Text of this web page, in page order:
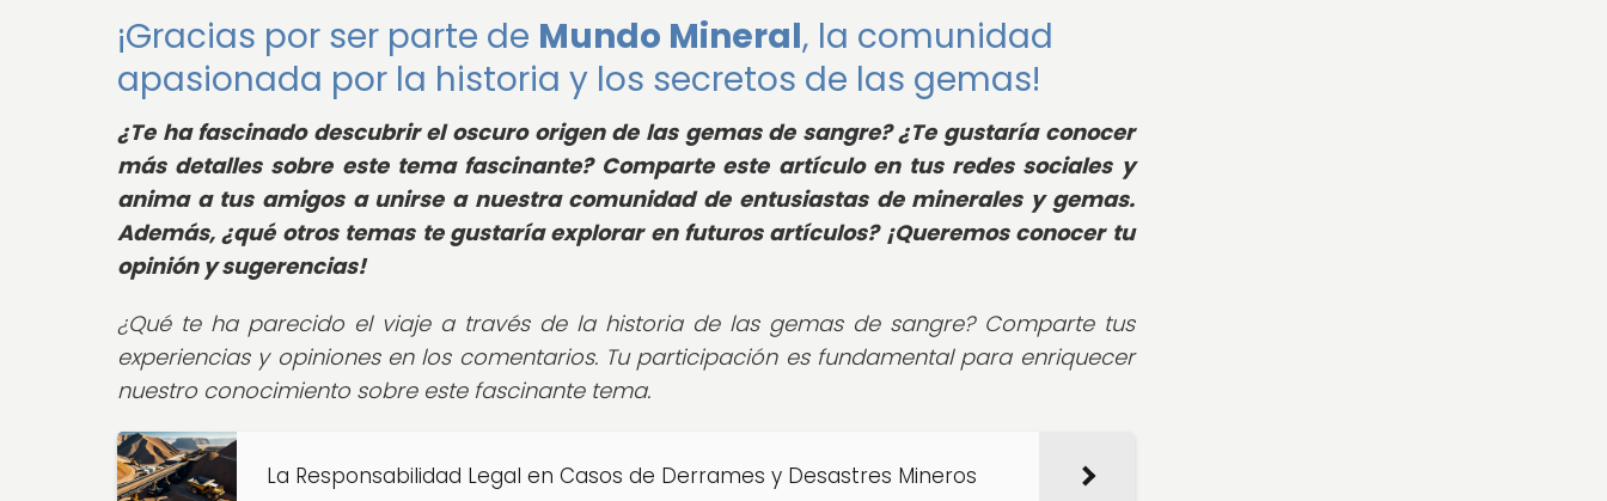
¡Gracias por ser parte de Mundo Mineral, la comunidad
apasionada por la historia y los secretos de las gemas!
¿Te ha fascinado descubrir el oscuro origen de las gemas de sangre? ¿Te gustaría conocer
más detalles sobre este tema fascinante? Comparte este artículo en tus redes sociales y
anima a tus amigos a unirse a nuestra comunidad de entusiastas de minerales y gemas.
Además, ¿qué otros temas te gustaría explorar en futuros artículos? ¡Queremos conocer tu
opinión y sugerencias!
¿Qué te ha parecido el viaje a través de la historia de las gemas de sangre? Comparte tus
experiencias y opiniones en los comentarios. Tu participación es fundamental para enriquecer
nuestro conocimiento sobre este fascinante tema.
La Responsabilidad Legal en Casos de Derrames y Desastres Mineros